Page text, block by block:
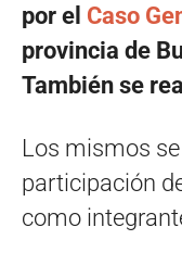
por el Caso
provincia de
También se
Los mismos
participación
como